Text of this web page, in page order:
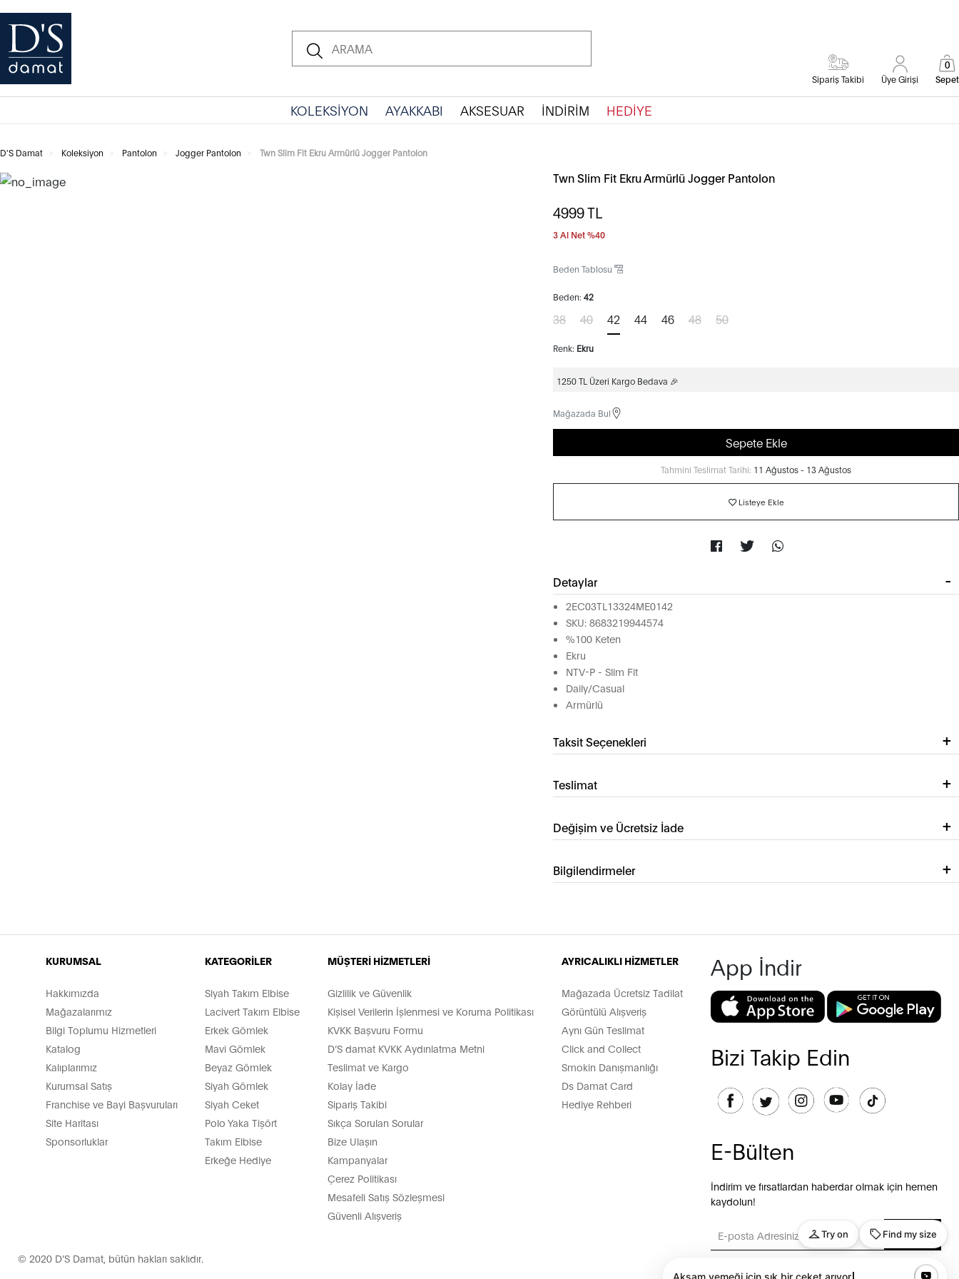
Sipariş Takibi Üye Girişi Sepet
0
KOLEKSİYON AYAKKABI AKSESUAR İNDİRİM HEDİYE
D'S Damat Koleksiyon Pantolon Jogger Pantolon Twn Slim Fit Ekru Armürlü Jogger Pantolon
Twn Slim Fit Ekru Armürlü Jogger Pantolon
4999TL
3 Al Net %40
Beden: 42
Beden Tablosu
38 40 42 44 46 48 50
Renk: Ekru
1250 TL Üzeri Kargo Bedava 🎉
Mağazada Bul
Sepete Ekle
Tahmini Teslimat Tarihi: 11 Ağustos - 13 Ağustos
Listeye Ekle
Detaylar
2EC03TL13324ME0142
SKU: 8683219944574
%100 Keten
Ekru
NTV-P - Slim Fit
Daily/Casual
Armürlü
Taksit Seçenekleri
Teslimat
Değişim ve Ücretsiz İade
Bilgilendirmeler
KURUMSAL
Hakkımızda
Mağazalarımız
Bilgi Toplumu Hizmetleri
Katalog
Kalıplarımız
Kurumsal Satış
Franchise ve Bayi Başvuruları
Site Haritası
Sponsorluklar
KATEGORİLER
Siyah Takım Elbise
Lacivert Takım Elbise
Erkek Gömlek
Mavi Gömlek
Beyaz Gömlek
Siyah Gömlek
Siyah Ceket
Polo Yaka Tişört
Takım Elbise
Erkeğe Hediye
MÜŞTERİ HİZMETLERİ
Gizlilik ve Güvenlik
Kişisel Verilerin İşlenmesi ve Koruma Politikası
KVKK Başvuru Formu
D’S damat KVKK Aydınlatma Metni
Teslimat ve Kargo
Kolay İade
Sipariş Takibi
Sıkça Sorulan Sorular
Bize Ulaşın
Kampanyalar
Çerez Politikası
Mesafeli Satış Sözleşmesi
Güvenli Alışveriş
AYRICALIKLI HİZMETLER
Mağazada Ücretsiz Tadilat
Görüntülü Alışveriş
Aynı Gün Teslimat
Click and Collect
Smokin Danışmanlığı
Ds Damat Card
Hediye Rehberi
App İndir
Bizi Takip Edin
E-Bülten
İndirim ve fırsatlardan haberdar olmak için hemen
kaydolun!
GÖNDER
© 2020 D’S Damat, bütün hakları saklıdır.